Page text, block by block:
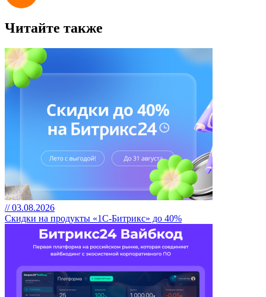
Читайте также
// 03.08.2026
Скидки на продукты «1С-Битрикс» до 40%